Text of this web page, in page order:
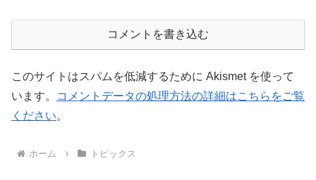
コメントを書き込む
このサイトはスパムを低減するために Akismet を使って
います。
コメントデータの処理方法の詳細はこちらをご覧
ください。
ホーム トピックス